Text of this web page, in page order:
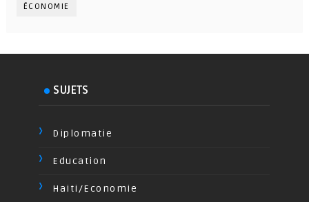
ÉCONOMIE
SUJETS
Diplomatie
Education
Haiti/Economie